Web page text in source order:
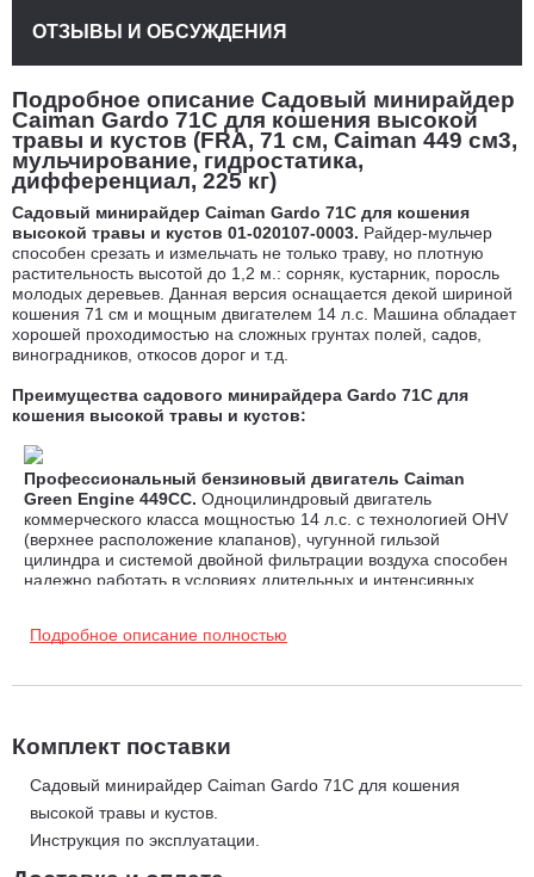
Подробное описание Садовый минирайдер
Caiman Gardo 71C для кошения высокой
травы и кустов (FRA, 71 см, Caiman 449 см3,
мульчирование, гидростатика,
дифференциал, 225 кг)
Садовый минирайдер Caiman Gardo 71C для кошения
высокой травы и кустов 01-020107-0003. Райдер-мульчер
способен срезать и измельчать не только траву, но плотную
растительность высотой до 1,2 м.: сорняк, кустарник, поросль
молодых деревьев. Данная версия оснащается декой шириной
кошения 71 см и мощным двигателем 14 л.с. Машина обладает
хорошей проходимостью на сложных грунтах полей, садов,
виноградников, откосов дорог и т.д.
Преимущества садового минирайдера Gardo 71C для
кошения высокой травы и кустов:
Профессиональный бензиновый двигатель Caiman
Green Engine 449CC. Одноцилиндровый двигатель
коммерческого класса мощностью 14 л.с. с технологией OHV
(верхнее расположение клапанов), чугунной гильзой
цилиндра и системой двойной фильтрации воздуха способен
надежно работать в условиях длительных и интенсивных
Гидростатическая трансмиссия. Блокировка
обеспечивает плавное изменение скорости и направления
и увеличивает маневренность машины. Система блокировки
дифференциала уменьшает пробуксовку колес и
обеспечивает надежную сцепку с поверхностью даже в
сложных условиях работы. Это защищает газон от
повреждений.
Подробное описание полностью
Комплект поставки
Садовый минирайдер Caiman Gardo 71C для кошения
высокой травы и кустов.
Инструкция по эксплуатации.
ОТЗЫВЫ И ОБСУЖДЕНИЯ